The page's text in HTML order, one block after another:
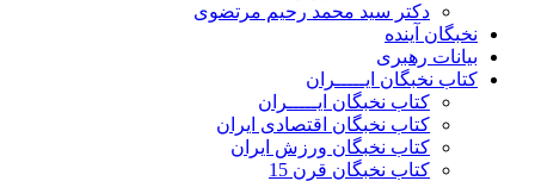
دکتر سید محمد رحیم مرتضوی
نخبگان آینده
بیانات رهبری
کتاب نخبگان ایـــــران
کتاب نخبگان ایـــــران
کتاب نخبگان اقتصادی ایران
کتاب نخبگان ورزش ایران
کتاب نخبگان قرن 15